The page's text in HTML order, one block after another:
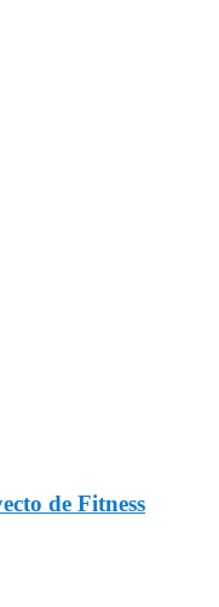
de Fitness